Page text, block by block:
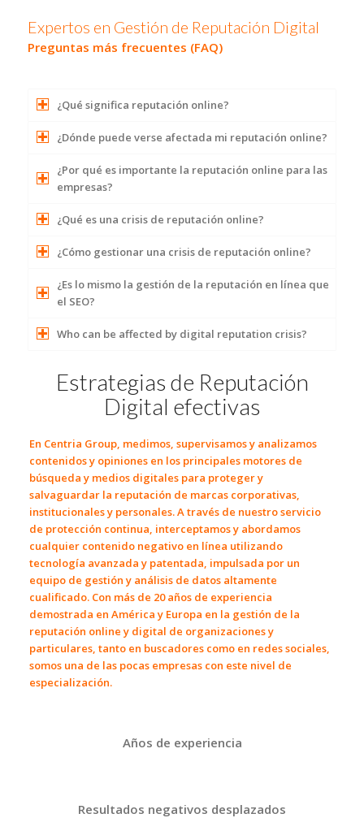
Expertos en Gestión de Reputación Digital
Preguntas más frecuentes (FAQ)
¿Qué significa reputación online?
¿Dónde puede verse afectada mi reputación online?
¿Por qué es importante la reputación online para las
empresas?
¿Qué es una crisis de reputación online?
¿Cómo gestionar una crisis de reputación online?
¿Es lo mismo la gestión de la reputación en línea que
el SEO?
Who can be affected by digital reputation crisis?
Estrategias de Reputación
Digital efectivas
En Centria Group, medimos, supervisamos y analizamos
contenidos y opiniones en los principales motores de
búsqueda y medios digitales para proteger y
salvaguardar la reputación de marcas corporativas,
institucionales y personales. A través de nuestro servicio
de protección continua, interceptamos y abordamos
cualquier contenido negativo en línea utilizando
tecnología avanzada y patentada, impulsada por un
equipo de gestión y análisis de datos altamente
cualificado. Con más de 20 años de experiencia
demostrada en América y Europa en la gestión de la
reputación online y digital de organizaciones y
particulares, tanto en buscadores como en redes sociales,
somos una de las pocas empresas con este nivel de
especialización.
Años de experiencia
Resultados negativos desplazados